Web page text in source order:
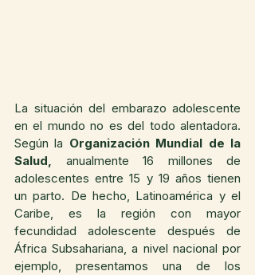
La situación del embarazo adolescente
en el mundo no es del todo alentadora.
Según la Organización Mundial de la
Salud, anualmente 16 millones de
adolescentes entre 15 y 19 años tienen
un parto. De hecho, Latinoamérica y el
Caribe, es la región con mayor
fecundidad adolescente después de
África Subsahariana, a nivel nacional por
ejemplo, presentamos una de los